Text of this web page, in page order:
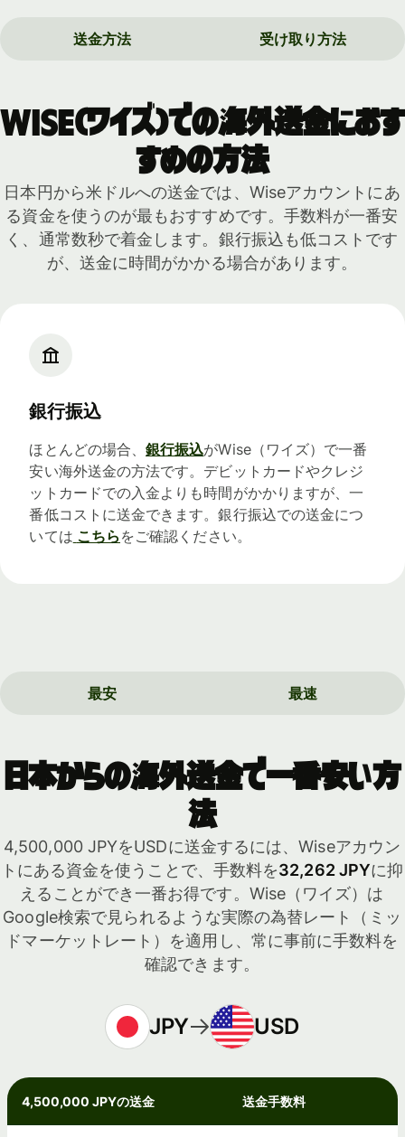
送金方法 受け取り方法
Wise（ワイズ）での海外送金におす
すめの方法
日本円から米ドルへの送金では、Wiseアカウントにあ
る資金を使うのが最もおすすめです。手数料が一番安
く、通常数秒で着金します。銀行振込も低コストです
が、送金に時間がかかる場合があります。
銀行振込
ほとんどの場合、銀行振込がWise（ワイズ）で一番
安い海外送金の方法です。デビットカードやクレジ
ットカードでの入金よりも時間がかかりますが、一
番低コストに送金できます。銀行振込での送金につ
いては こちら をご確認ください。
最安 最速
日本からの海外送金で一番安い方
法
4,500,000 JPYをUSDに送金するには、Wiseアカウン
トにある資金を使うことで、手数料を32,262 JPYに抑
えることができ一番お得です。Wise（ワイズ）は
Google検索で見られるような実際の為替レート（ミッ
ドマーケットレート）を適用し、常に事前に手数料を
確認できます。
JPY USD
4,500,000 JPYの送金 送金手数料